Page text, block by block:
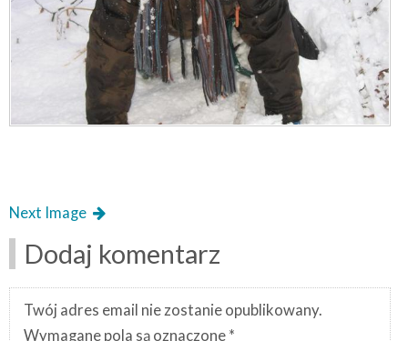
Next Image
Dodaj komentarz
Twój adres email nie zostanie opublikowany.
Wymagane pola są oznaczone *